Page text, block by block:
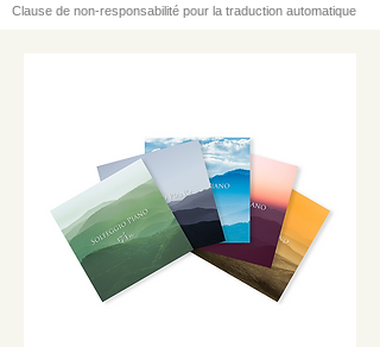
Clause de non-responsabilité pour la traduction automatique